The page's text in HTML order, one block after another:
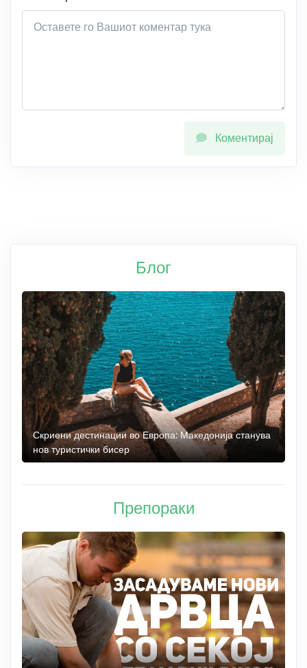
Коментирај
Блог
Скриени дестинации во Европа: Македонија станува
нов туристички бисер
Препораки